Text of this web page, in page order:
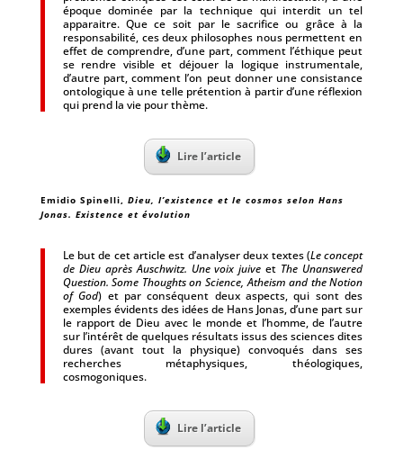
époque dominée par la technique qui interdit un tel
apparaitre. Que ce soit par le sacrifice ou grâce à la
responsabilité, ces deux philosophes nous permettent en
effet de comprendre, d’une part, comment l’éthique peut
se rendre visible et déjouer la logique instrumentale,
d’autre part, comment l’on peut donner une consistance
ontologique à une telle prétention à partir d’une réflexion
qui prend la vie pour thème.
Lire l’article
Emidio Spinelli, Dieu, l’existence et le cosmos selon Hans
Jonas. Existence et évolution
Le but de cet article est d’analyser deux textes (Le concept
de Dieu après Auschwitz. Une voix juive et The Unanswered
Question. Some Thoughts on Science, Atheism and the Notion
of God) et par conséquent deux aspects, qui sont des
exemples évidents des idées de Hans Jonas, d’une part sur
le rapport de Dieu avec le monde et l’homme, de l’autre
sur l’intérêt de quelques résultats issus des sciences dites
dures (avant tout la physique) convoqués dans ses
recherches métaphysiques, théologiques,
cosmogoniques.
Lire l’article